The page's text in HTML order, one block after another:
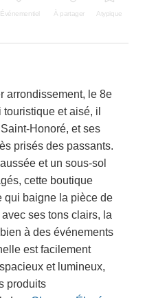
Événementiel À partager Atypique
arrondissement, le 8e
et aisé, il
Honoré, et ses
prisés des passants.
et un sous-sol
cette boutique
qui baigne la pièce de
ses tons clairs, la
à des événements
est facilement
et lumineux,
produits